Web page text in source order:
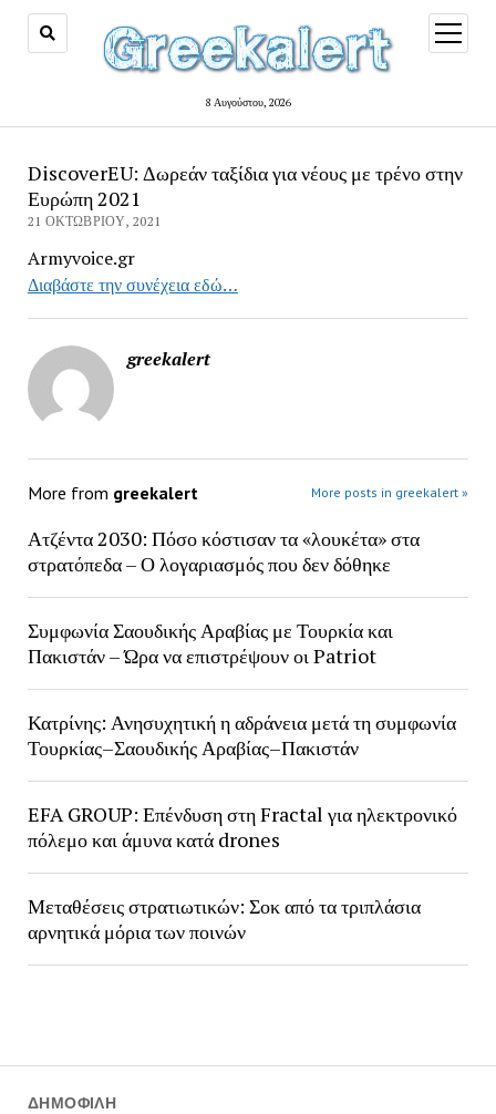
8 Αυγούστου, 2026
open
menu
DiscoverEU: Δωρεάν ταξίδια για νέους με τρένο στην
Ευρώπη 2021
21 ΟΚΤΩΒΡΊΟΥ, 2021
Armyvoice.gr
Διαβάστε την συνέχεια εδώ…
greekalert
More from greekalert More posts in greekalert »
Ατζέντα 2030: Πόσο κόστισαν τα «λουκέτα» στα
στρατόπεδα – Ο λογαριασμός που δεν δόθηκε
Συμφωνία Σαουδικής Αραβίας με Τουρκία και
Πακιστάν – Ώρα να επιστρέψουν οι Patriot
Κατρίνης: Ανησυχητική η αδράνεια μετά τη συμφωνία
Τουρκίας–Σαουδικής Αραβίας–Πακιστάν
EFA GROUP: Επένδυση στη Fractal για ηλεκτρονικό
πόλεμο και άμυνα κατά drones
Μεταθέσεις στρατιωτικών: Σοκ από τα τριπλάσια
αρνητικά μόρια των ποινών
ΔΗΜΟΦΙΛΉ